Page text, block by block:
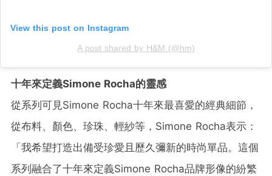
View this post on Instagram
A post shared by H&M (@hm)
十年來定義Simone Rocha的靈感
從系列可見Simone Rocha十年來最喜愛的經典細節，
從布料、顏色、珍珠、輕紗等，Simone Rocha表示：
「我希望打造出備受珍愛且歷久彌新的時尚單品。這個
系列融合了十年來定義Simone Rocha品牌形像的紛繁